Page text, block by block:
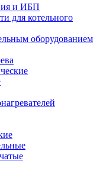
и ИБП
для котельного
оборудованием